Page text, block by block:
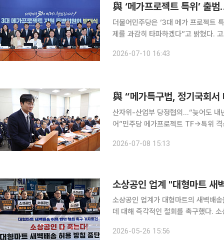
與 ‘메가프로젝트 특위’ 출
더불어민주당은 ‘3대 메가 프로젝트
제를 과감히 타파하겠다”고 밝혔다.
병도 민주당 당대표 직무대행 겸 원내
2026-07-10 16:43
與 “메가특구법, 정기국회서
산자위-산업부 당정협의…“늦어도 내
어”민주당 메가프로젝트 TF→특위 격상…지원 총력전 더불어민주
2026-07-08 15:13
소상공인 업계 "대형마트 새
소상공인 업계가 대형마트의 새벽배
데 대해 즉각적인 철회를 촉구했다. 소상공인연합회와 전국상인연합회, 한국수퍼마켓협동조합연합
라'라는 제목의 성명서를 통해 "대형
2026-05-26 15:56